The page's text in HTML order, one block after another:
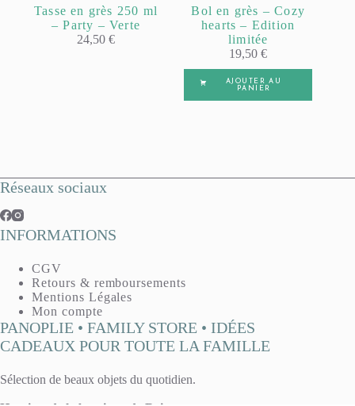
Tasse en grès 250 ml
– Party – Verte
24,50€
Bol en grès – Cozy
hearts – Edition
limitée
19,50€
AJOUTER AU
PANIER
Réseaux sociaux
INFORMATIONS
CGV
Retours & remboursements
Mentions Légales
Mon compte
PANOPLIE • FAMILY STORE • IDÉES
CADEAUX POUR TOUTE LA FAMILLE
Sélection de beaux objets du quotidien.